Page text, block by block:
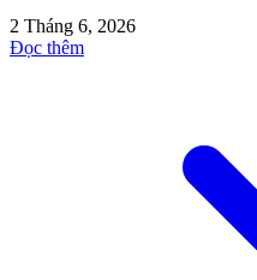
2 Tháng 6, 2026
Đọc thêm